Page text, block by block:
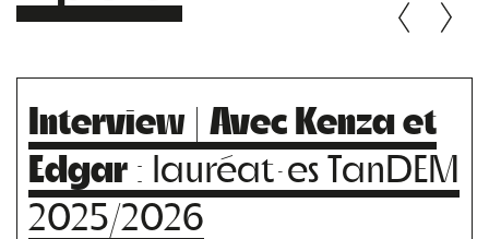
Interview | Avec Kenza et
Edgar : lauréat·es TanDEM
2025/2026